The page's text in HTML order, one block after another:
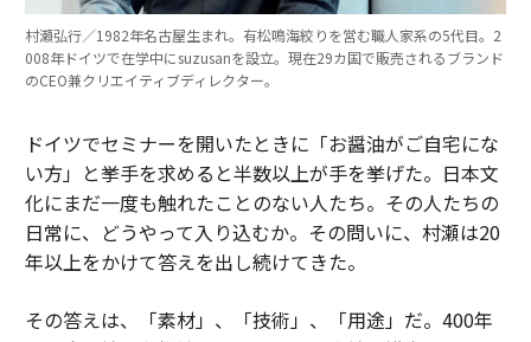
村瀬弘行／1982年名古屋生まれ。有松鳴海絞りを営む職人家系の5代目。2
008年ドイツで在学中にsuzusanを設立。現在29カ国で販売されるブランド
のCEO兼クリエイティブディレクター。
ドイツでセミナーを開いたときに「お醤油がご自宅にな
い方」と挙手を求めると半数以上が手を挙げた。日本文
化にまだ一度も触れたことのない人たち。その人たちの
日常に、どうやって入り込むか。その問いに、村瀬は20
年以上をかけて答えを出し続けてきた。
その答えは、「素材」、「技術」、「用途」だ。400年